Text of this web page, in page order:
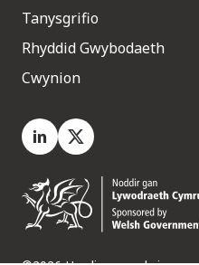
Tanysgrifio
Rhyddid Gwybodaeth
Cwynion
LinkedIn
X.com